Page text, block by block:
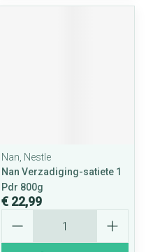
Nan, Nestle
Nan Verzadiging-satiete 1
Pdr 800g
€ 22,99